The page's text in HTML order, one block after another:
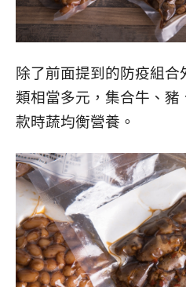
除了前面提到的防疫組
類相當多元，集合牛、豬
款時蔬均衡營養。